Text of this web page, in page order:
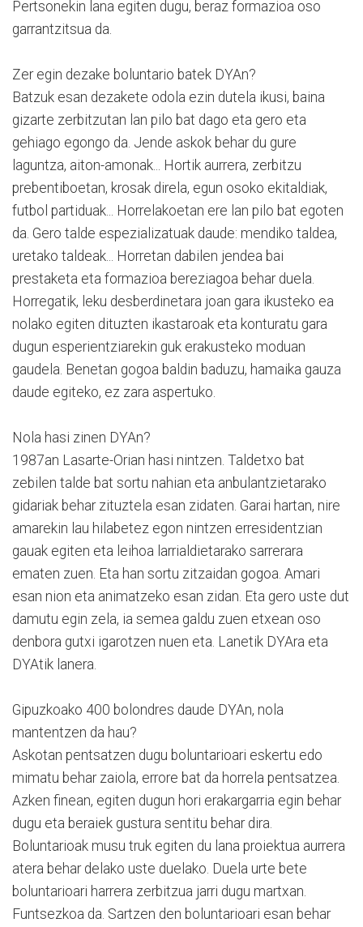
Pertsonekin lana egiten dugu, beraz formazioa oso
garrantzitsua da.
Zer egin dezake boluntario batek DYAn?
Batzuk esan dezakete odola ezin dutela ikusi, baina
gizarte zerbitzutan lan pilo bat dago eta gero eta
gehiago egongo da. Jende askok behar du gure
laguntza, aiton-amonak... Hortik aurrera, zerbitzu
prebentiboetan, krosak direla, egun osoko ekitaldiak,
futbol partiduak... Horrelakoetan ere lan pilo bat egoten
da. Gero talde espezializatuak daude: mendiko taldea,
uretako taldeak... Horretan dabilen jendea bai
prestaketa eta formazioa bereziagoa behar duela.
Horregatik, leku desberdinetara joan gara ikusteko ea
nolako egiten dituzten ikastaroak eta konturatu gara
dugun esperientziarekin guk erakusteko moduan
gaudela. Benetan gogoa baldin baduzu, hamaika gauza
daude egiteko, ez zara aspertuko.
Nola hasi zinen DYAn?
1987an Lasarte-Orian hasi nintzen. Taldetxo bat
zebilen talde bat sortu nahian eta anbulantzietarako
gidariak behar zituztela esan zidaten. Garai hartan, nire
amarekin lau hilabetez egon nintzen erresidentzian
gauak egiten eta leihoa larrialdietarako sarrerara
ematen zuen. Eta han sortu zitzaidan gogoa. Amari
esan nion eta animatzeko esan zidan. Eta gero uste dut
damutu egin zela, ia semea galdu zuen etxean oso
denbora gutxi igarotzen nuen eta. Lanetik DYAra eta
DYAtik lanera.
Gipuzkoako 400 bolondres daude DYAn, nola
mantentzen da hau?
Askotan pentsatzen dugu boluntarioari eskertu edo
mimatu behar zaiola, errore bat da horrela pentsatzea.
Azken finean, egiten dugun hori erakargarria egin behar
dugu eta beraiek gustura sentitu behar dira.
Boluntarioak musu truk egiten du lana proiektua aurrera
atera behar delako uste duelako. Duela urte bete
boluntarioari harrera zerbitzua jarri dugu martxan.
Funtsezkoa da. Sartzen den boluntarioari esan behar